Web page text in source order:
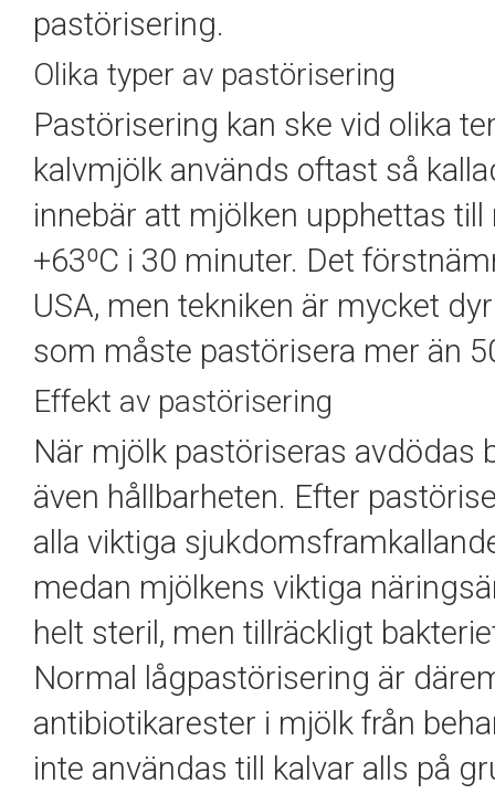
pastörisering.
Olika typer av pastörisering
Pastörisering kan ske vid olika
kalvmjölk används oftast så
innebär att mjölken upphettas
+63⁰C i 30 minuter. Det
USA, men tekniken är mycket
som måste pastörisera mer än
Effekt av pastörisering
När mjölk pastöriseras avdödas
även hållbarheten. Efter
alla viktiga
medan mjölkens viktiga
helt steril, men tillräckligt
Normal lågpastörisering är
antibiotikarester i mjölk från
inte användas till kalvar alls på